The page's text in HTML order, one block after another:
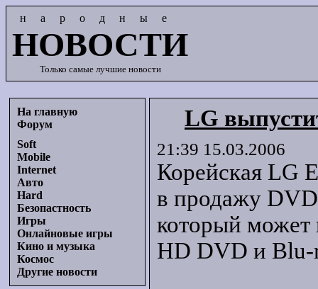
народные
НОВОСТИ
Только самые лучшие новости
На главную
Форум
Soft
Mobile
Internet
Авто
Hard
Безопастность
Игры
Онлайновые игры
Кино и музыка
Космос
Другие новости
LG
21:39 15.03.2006
Корейская LG
в продажу
который может
HD DVD и Blu-